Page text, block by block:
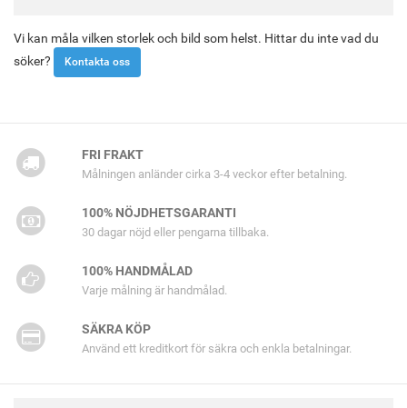
Vi kan måla vilken storlek och bild som helst. Hittar du inte vad du
söker?
Kontakta oss
FRI FRAKT
Målningen anländer cirka 3-4 veckor efter betalning.
100% NÖJDHETSGARANTI
30 dagar nöjd eller pengarna tillbaka.
100% HANDMÅLAD
Varje målning är handmålad.
SÄKRA KÖP
Använd ett kreditkort för säkra och enkla betalningar.